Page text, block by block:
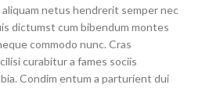
aliquam netus hendrerit semper nec
dictumst cum bibendum montes
commodo nunc. Cras
curabitur a fames sociis
Condim entum a parturient dui